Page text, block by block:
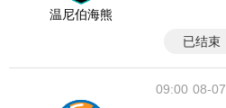
温尼伯海熊
已结束
08-07
09:00